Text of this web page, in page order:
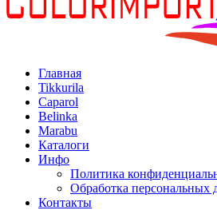
Главная
Tikkurila
Caparol
Belinka
Marabu
Каталоги
Инфо
Политика
Обработка персональных
Контакты